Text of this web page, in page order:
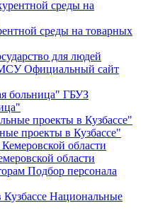
среды на товарных
для людей
Официальный сайт
ГБУЗ
проекты в Кузбассе"
области
Подбор персонала
Национальные